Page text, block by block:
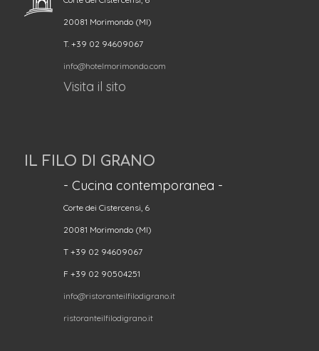
20081 Morimondo (MI)
T. +39 02 94609067
info@hotelmorimondo.com
Visita il sito
IL FILO DI GRANO
- Cucina contemporanea -
Corte dei Cistercensi, 6
20081 Morimondo (MI)
T +39 02 94609067
F +39 02 90504251
info@ristoranteilfilodigrano.it
ristoranteilfilodigrano.it